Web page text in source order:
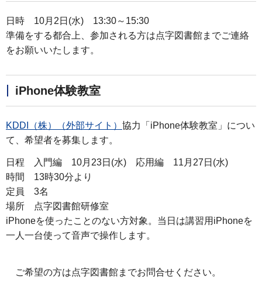
日時 10月2日(水) 13:30～15:30
準備をする都合上、参加される方は点字図書館までご連絡
をお願いいたします。
iPhone体験教室
KDDI（株）（外部サイト） 協力「iPhone体験教室」につい
て、希望者を募集します。
日程 入門編 10月23日(水) 応用編 11月27日(水)
時間 13時30分より
定員 3名
場所 点字図書館研修室
iPhoneを使ったことのない方対象。当日は講習用iPhoneを
一人一台使って音声で操作します。
ご希望の方は点字図書館までお問合せください。